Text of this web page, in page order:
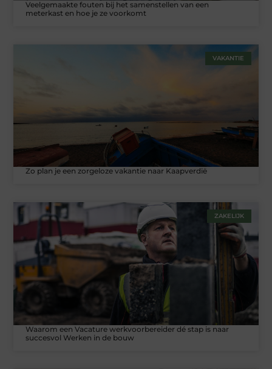
Veelgemaakte fouten bij het samenstellen van een
meterkast en hoe je ze voorkomt
VAKANTIE
Zo plan je een zorgeloze vakantie naar Kaapverdië
ZAKELIJK
Waarom een Vacature werkvoorbereider dé stap is naar
succesvol Werken in de bouw